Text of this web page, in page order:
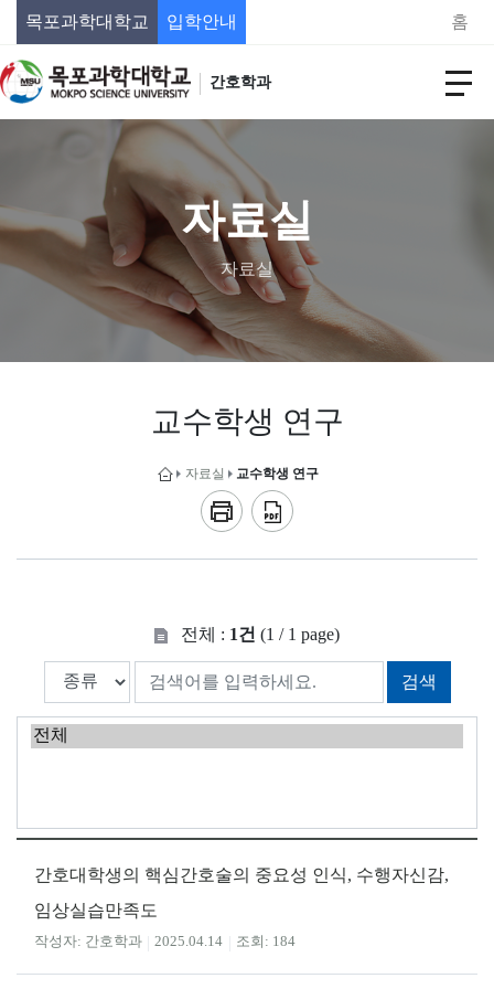
목포과학대학교 입학안내 홈
간호학과
자료실
자료실
교수학생 연구
자료실 교수학생 연구
전체 : 1건 (1 / 1 page)
검색
간호대학생의 핵심간호술의 중요성 인식, 수행자신감,
임상실습만족도
간호학과 2025.04.14 184